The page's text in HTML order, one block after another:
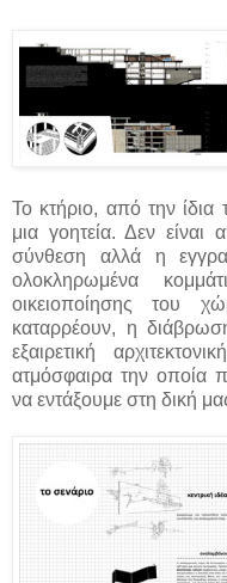
Το κτήριο, από την ίδια
μια γοητεία. Δεν είναι
σύνθεση αλλά η
ολοκληρωμένα
οικειοποίησης του
καταρρέουν, η
εξαιρετική
ατμόσφαιρα την οποία
να εντάξουμε στη δική